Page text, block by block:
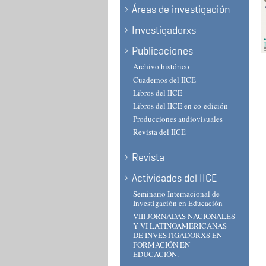
Áreas de investigación
Investigadorxs
Publicaciones
Archivo histórico
Cuadernos del IICE
Libros del IICE
Libros del IICE en co-edición
Producciones audiovisuales
Revista del IICE
Revista
Actividades del IICE
Seminario Internacional de
Investigación en Educación
VIII JORNADAS NACIONALES
Y VI LATINOAMERICANAS
DE INVESTIGADORXS EN
FORMACIÓN EN
EDUCACIÓN.